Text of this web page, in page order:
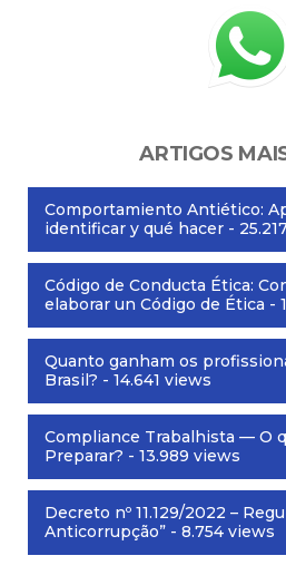
ARTIGOS
Comportamiento Antiético:
identificar y qué hacer -
Código de Conducta Ética:
elaborar un Código de Ética -
Quanto ganham os
Brasil? - 14.641 views
Compliance Trabalhista — O
Preparar? - 13.989 views
Decreto nº 11.129/2022 –
Anticorrupção” - 8.754 views